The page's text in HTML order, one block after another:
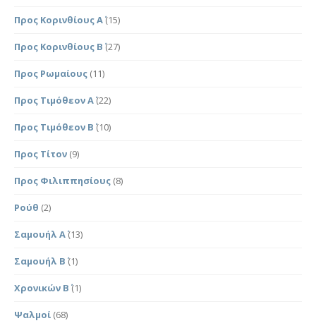
Προς Κορινθίους Α΄(15)
Προς Κορινθίους Β΄ (27)
Προς Ρωμαίους (11)
Προς Τιμόθεον Α΄(22)
Προς Τιμόθεον Β΄ (10)
Προς Τίτον (9)
Προς Φιλιππησίους (8)
Ρούθ (2)
Σαμουήλ Α΄(13)
Σαμουήλ Β΄ (1)
Χρονικών Β΄ (1)
Ψαλμοί (68)